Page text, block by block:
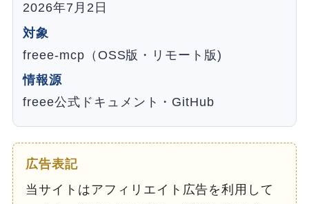
2026年7月2日
対象
freee-mcp（OSS版・リモート版)
情報源
freee公式ドキュメント・GitHub
広告表記
当サイトはアフィリエイト広告を利用して